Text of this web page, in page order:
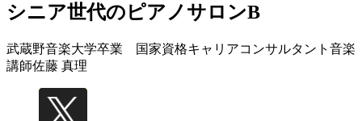
シニア世代のピアノサロンB
武蔵野音楽大学卒業 国家資格キャリアコンサルタント音楽
講師佐藤 真理